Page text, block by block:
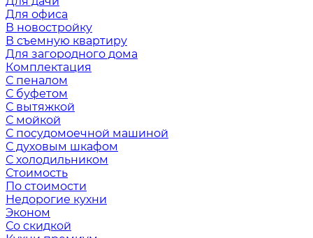
Для офиса
В новостройку
В съемную квартиру
Для загородного дома
Комплектация
С пеналом
С буфетом
С вытяжкой
С мойкой
С посудомоечной машиной
С духовым шкафом
С холодильником
Стоимость
По стоимости
Недорогие кухни
Эконом
Со скидкой